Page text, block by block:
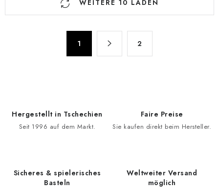
m
WEITERE 10 LADEN
1 2
Hergestellt in Tschechien
Seit 1996 auf dem Markt.
Faire Preise
Sie kaufen direkt beim Hersteller.
Sicheres & spielerisches
Basteln
Weltweiter Versand
möglich